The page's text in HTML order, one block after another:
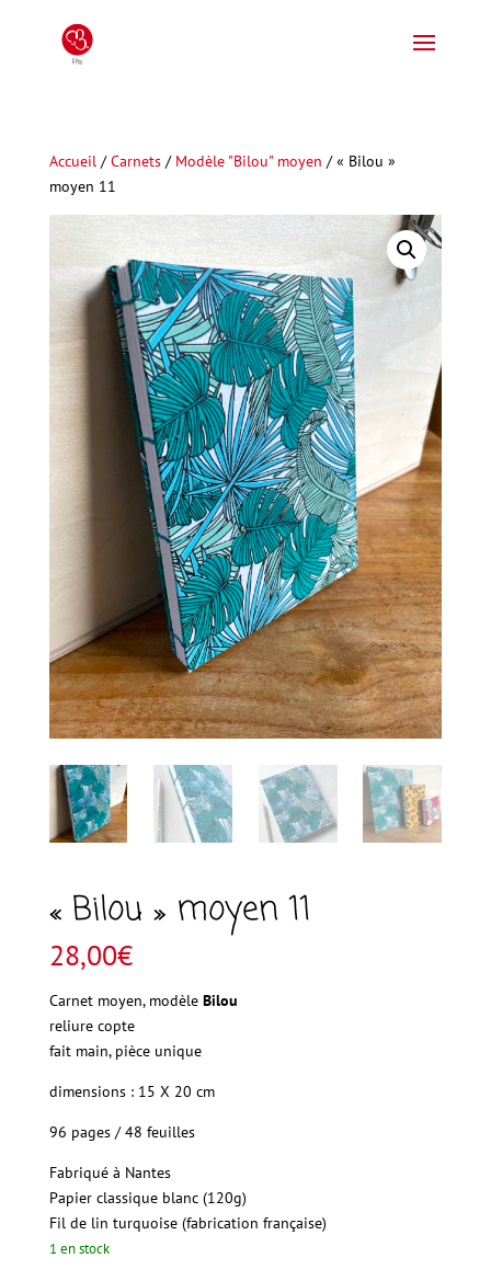
Accueil/Carnets/ Modèle "Bilou" moyen / « Bilou »
moyen 11
« Bilou » moyen 11
28,00€
Carnet moyen, modèle Bilou
reliure copte
fait main, pièce unique
dimensions : 15 X 20 cm
96 pages / 48 feuilles
Fabriqué à Nantes
Papierclassique blanc (120g)
Filde lin turquoise (fabrication française)
1 en stock